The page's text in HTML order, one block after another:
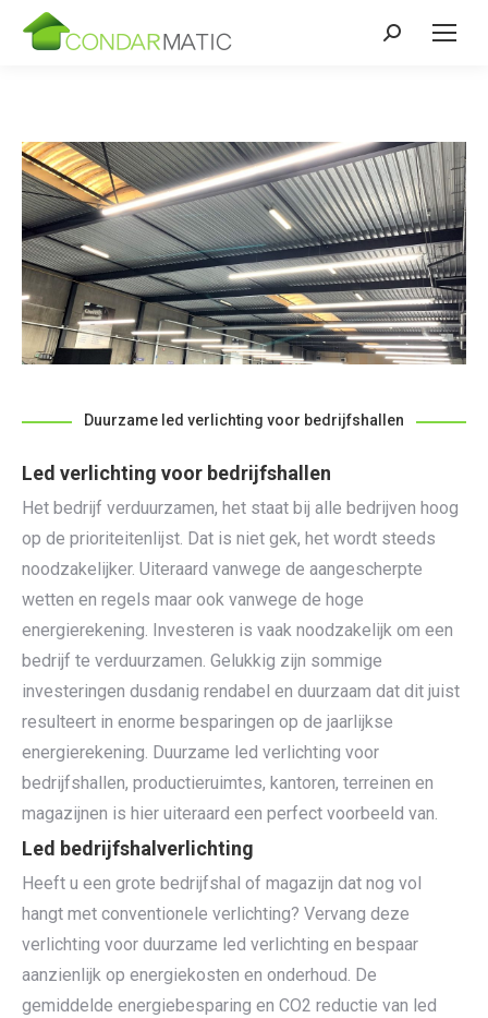
Zoeken:
Duurzame led verlichting voor bedrijfshallen
Led verlichting voor bedrijfshallen
Het bedrijf verduurzamen, het staat bij alle bedrijven hoog
op de prioriteitenlijst. Dat is niet gek, het wordt steeds
noodzakelijker. Uiteraard vanwege de aangescherpte
wetten en regels maar ook vanwege de hoge
energierekening. Investeren is vaak noodzakelijk om een
bedrijf te verduurzamen. Gelukkig zijn sommige
investeringen dusdanig rendabel en duurzaam dat dit juist
resulteert in enorme besparingen op de jaarlijkse
energierekening. Duurzame led verlichting voor
bedrijfshallen, productieruimtes, kantoren, terreinen en
magazijnen is hier uiteraard een perfect voorbeeld van.
Led bedrijfshalverlichting
Heeft u een grote bedrijfshal of magazijn dat nog vol
hangt met conventionele verlichting? Vervang deze
verlichting voor duurzame led verlichting en bespaar
aanzienlijk op energiekosten en onderhoud. De
gemiddelde energiebesparing en CO2 reductie van led